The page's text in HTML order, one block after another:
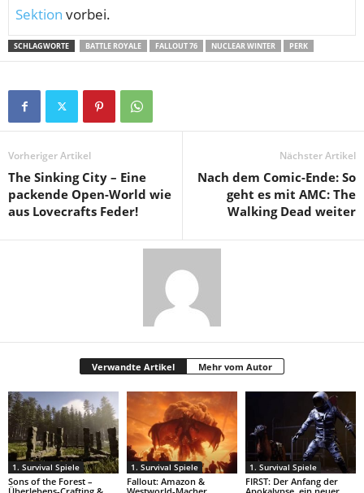
Sektion vorbei.
SCHLAGWORTE BATTLE ROYALE FALLOUT 76 NUCLEAR WINTER PERK
Vorheriger Artikel
The Sinking City – Eine
packende Open-World wie
aus Lovecrafts Feder!
Nächster Artikel
Nach dem Comic-Ende: So
geht es mit AMC: The
Walking Dead weiter
Verwandte Artikel Mehr vom Autor
1. Survival Spiele
Sons of the Forest –
1. Survival Spiele
Fallout: Amazon &
1. Survival Spiele
FIRST: Der Anfang der